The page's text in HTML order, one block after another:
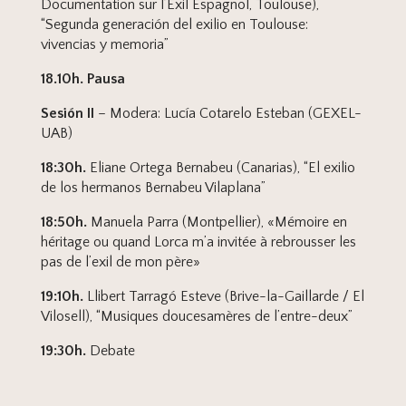
Documentation sur l’Exil Espagnol, Toulouse),
“Segunda generación del exilio en Toulouse:
vivencias y memoria”
18.10h. Pausa
Sesión II – Modera: Lucía Cotarelo Esteban (GEXEL-
UAB)
18:30h. Eliane Ortega Bernabeu (Canarias), “El exilio
de los hermanos Bernabeu Vilaplana”
18:50h.Manuela Parra (Montpellier), «Mémoire en
héritage ou quand Lorca m’a invitée à rebrousser les
pas de l’exil de mon père»
19:10h.Llibert Tarragó Esteve (Brive-la-Gaillarde / El
Vilosell), “Musiques doucesamères de l’entre-deux”
19:30h. Debate